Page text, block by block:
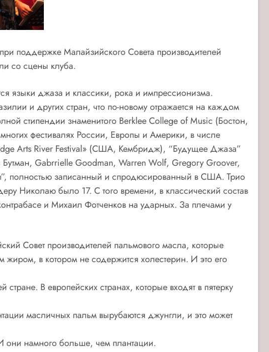
поддержке Малайзийского Совета производителей
со сцены клуба.
языки джаза и классики, рока и импрессионизма.
и других стран, что по-новому отражается на каждом
стипендии знаменитого Berklee College of Music (Бостон,
фестивалях России, Европы и Америки, в числе
Arts River Festival» (США, Кембридж), “Будущее Джаза”
Gabrrielle Goodman, Warren Wolf, Gregory Groover,
полностью записанный и спродюсированный в США. Трио
Николаю было 17. С того времени, в классический состав
и Михаил Фотченков на ударных. За плечами у
Совет производителей пальмового масла, которые
жиром, в котором не содержится холестерин. И это его
В европейских странах, которые входят в пятерку
масличных пальм вырубаются джунгли, и это может
они намного больше, чем плантации.